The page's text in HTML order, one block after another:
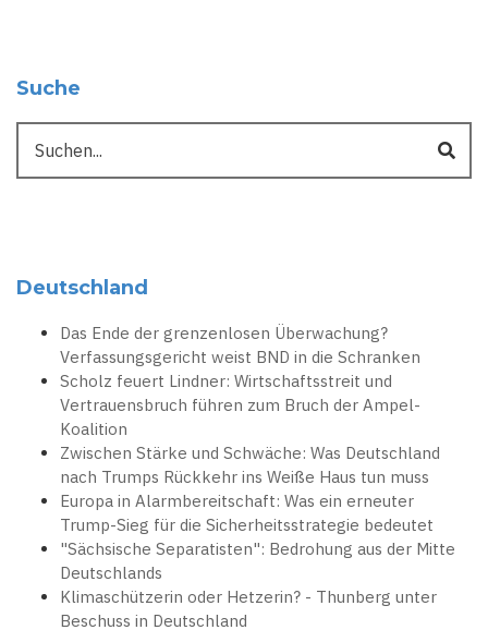
Suche
Deutschland
Das Ende der grenzenlosen Überwachung?
Verfassungsgericht weist BND in die Schranken
Scholz feuert Lindner: Wirtschaftsstreit und
Vertrauensbruch führen zum Bruch der Ampel-
Koalition
Zwischen Stärke und Schwäche: Was Deutschland
nach Trumps Rückkehr ins Weiße Haus tun muss
Europa in Alarmbereitschaft: Was ein erneuter
Trump-Sieg für die Sicherheitsstrategie bedeutet
"Sächsische Separatisten": Bedrohung aus der Mitte
Deutschlands
Klimaschützerin oder Hetzerin? - Thunberg unter
Beschuss in Deutschland